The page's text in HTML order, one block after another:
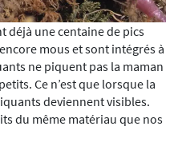
déjà une centaine de pics
mous et sont intégrés à
ne piquent pas la maman
Ce n’est que lorsque la
deviennent visibles.
du même matériau que nos